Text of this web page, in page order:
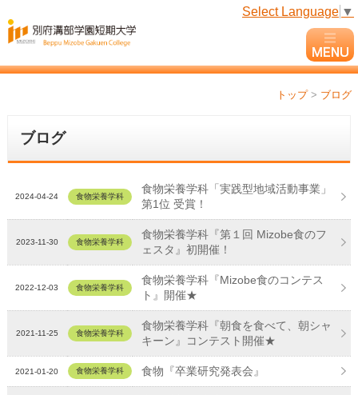
Select Language ▼
トップ > ブログ
ブログ
2024-04-24 食物栄養学科
食物栄養学科「実践型地域活動事業」
第1位 受賞！
2023-11-30 食物栄養学科
食物栄養学科『第１回 Mizobe食のフ
ェスタ』初開催！
2022-12-03 食物栄養学科
食物栄養学科『Mizobe食のコンテス
ト』開催★
2021-11-25 食物栄養学科
食物栄養学科『朝食を食べて、朝シャ
キーン』コンテスト開催★
2021-01-20 食物栄養学科 食物『卒業研究発表会』